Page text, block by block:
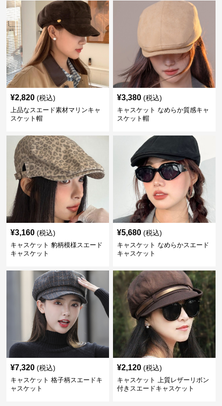
¥2,820 (税込)
上品なスエード素材マリンキャ
スケット帽
¥3,380 (税込)
キャスケット なめらか質感キャ
スケット帽
¥3,160 (税込)
キャスケット 豹柄模様スエード
キャスケット
¥5,680 (税込)
キャスケット なめらかスエード
キャスケット
¥7,320 (税込)
キャスケット 格子柄スエードキ
ャスケット
¥2,120 (税込)
キャスケット 上質レザーリボン
付きスエードキャスケット